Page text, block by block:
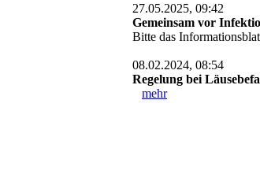
27.05.2025, 09:42
Gemeinsam vor
Bitte das
08.02.2024, 08:54
Regelung bei
mehr